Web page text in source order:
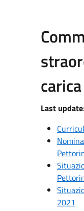
carica
Last update
2021